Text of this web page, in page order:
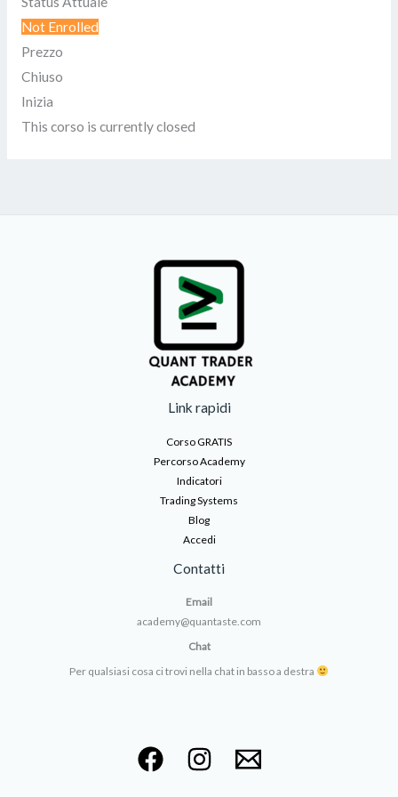
Not Enrolled
Prezzo
Chiuso
Inizia
This corso is currently closed
Link rapidi
Corso GRATIS
Percorso Academy
Indicatori
Trading Systems
Blog
Accedi
Contatti
Email
academy@quantaste.com
Chat
Per qualsiasi cosa ci trovi nella chat in basso a destra